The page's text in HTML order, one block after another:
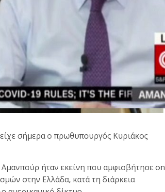
σήμερα ο πρωθυπουργός Κυριάκος
ήταν εκείνη που αμφισβήτησε on
στην Ελλάδα, κατά τη διάρκεια